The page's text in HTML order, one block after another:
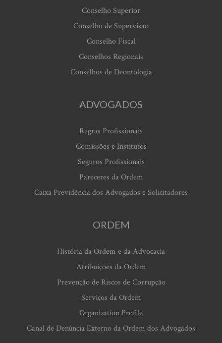
Conselho Superior
Conselho de Supervisão
Conselho Fiscal
Conselhos Regionais
Conselhos de Deontologia
ADVOGADOS
Regras Profissionais
Comissões e Institutos
Seguros Profissionais
Pareceres da Ordem
Caixa Previdência dos Advogados e Solicitadores
ORDEM
História da Ordem e da Advocacia
Atribuições da Ordem
Prevenção de Riscos de Corrupção
Serviços da Ordem
Organization Profile
Canal de Denúncia Externo da Ordem dos Advogados